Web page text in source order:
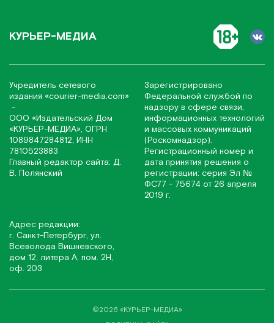
КУРЬЕР-МЕДИА
Учредитель сетевого
издания «соurier-media.com»
-
ООО «Издательский Дом
«КУРЬЕР-МЕДИА», ОГРН
1089847284812, ИНН
7810523883
Главный редактор сайта: Д.
В. Полянский
Зарегистрировано
Федеральной службой по
надзору в сфере связи,
информационных технологий
и массовых коммуникаций
(Роскомнадзор).
Регистрационный номер и
дата принятия решения о
регистрации: серия Эл №
ФС77 - 75674 от 26 апреля
2019 г.
Адрес редакции:
г. Санкт-Петербург, ул.
Всеволода Вишневского,
дом 12, литера А, пом. 2Н,
оф. 203
©2026 «КУРЬЕР-МЕДИА»